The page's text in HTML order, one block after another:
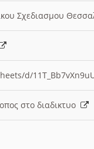
Σχεδιασμου
d/
στο διαδικτυο